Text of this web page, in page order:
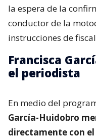
la espera de la
conductor de la
instrucciones de
Francisca
el periodista
En medio del
García-Huidobro
directamente con el